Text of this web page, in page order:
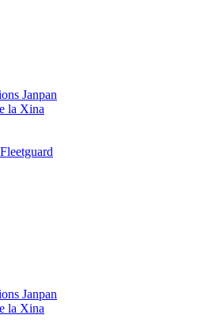
Janpan
la Xina
Janpan
la Xina